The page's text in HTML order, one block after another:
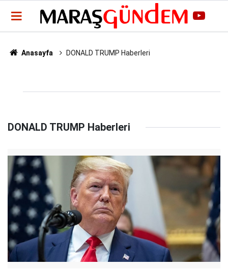
Anasayfa DONALD TRUMP Haberleri
DONALD TRUMP Haberleri